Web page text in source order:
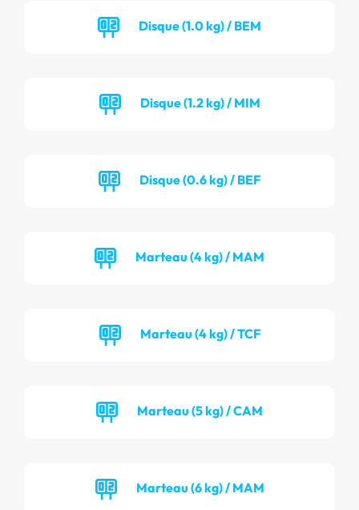
Disque (1.0 kg) / BEM
Disque (1.2 kg) / MIM
Disque (0.6 kg) / BEF
Marteau (4 kg) / MAM
Marteau (4 kg) / TCF
Marteau (5 kg) / CAM
Marteau (6 kg) / MAM